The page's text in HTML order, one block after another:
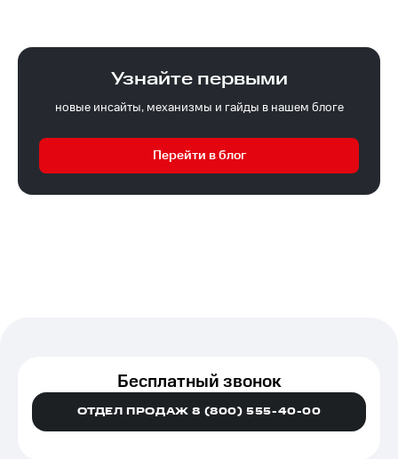
Узнайте первыми
новые инсайты, механизмы и гайды в нашем блоге
Перейти в блог
Бесплатный звонок
ОТДЕЛ ПРОДАЖ 8 (800) 555-40-00